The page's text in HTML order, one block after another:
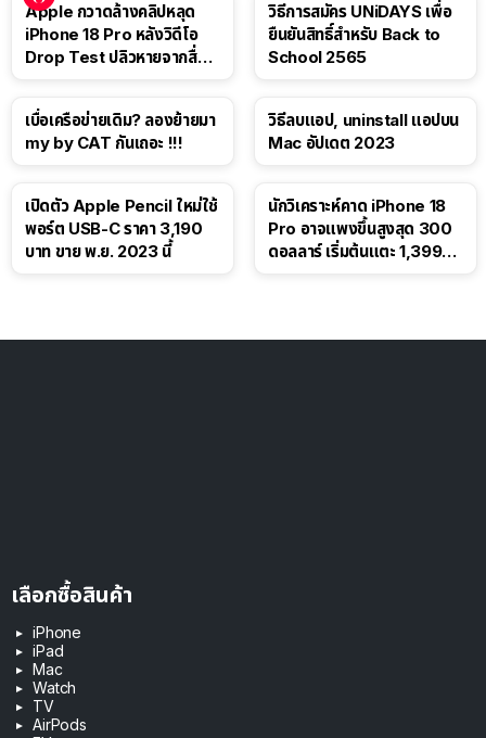
Apple กวาดล้างคลิปหลุด
iPhone 18 Pro หลังวิดีโอ
Drop Test ปลิวหายจากสื่อ
วิธีการสมัคร UNiDAYS เพื่อ
ยืนยันสิทธิ์สำหรับ Back to
School 2565
เบื่อเครือข่ายเดิม? ลองย้ายมา
my by CAT กันเถอะ !!!
วิธีลบแอป, uninstall แอปบน
Mac อัปเดต 2023
เปิดตัว Apple Pencil ใหม่ใช้
พอร์ต USB-C ราคา 3,190
บาท ขาย พ.ย. 2023 นี้
นักวิเคราะห์คาด iPhone 18
Pro อาจแพงขึ้นสูงสุด 300
ดอลลาร์ เริ่มต้นแตะ 1,399
เลือกซื้อสินค้า
iPhone
iPad
Mac
Watch
TV
AirPods